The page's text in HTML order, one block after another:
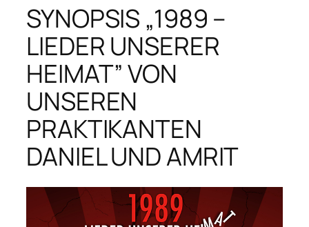
SYNOPSIS „1989 –
LIEDER UNSERER
HEIMAT” VON
UNSEREN
PRAKTIKANTEN
DANIEL UND AMRIT